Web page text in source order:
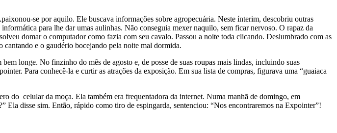
se por aquilo. Ele buscava informações sobre agropecuária. Neste ínterim, descobriu outras
para lhe dar umas aulinhas. Não conseguia mexer naquilo, sem ficar nervoso. O rapaz da
domar o computador como fazia com seu cavalo. Passou a noite toda clicando. Deslumbrado com as
cantando e o gaudério bocejando pela noite mal dormida.
longe. No finzinho do mês de agosto e, de posse de suas roupas mais lindas, incluindo suas
Para conhecê-la e curtir as atrações da exposição. Em sua lista de compras, figurava uma “guaiaca
do celular da moça. Ela também era frequentadora da internet. Numa manhã de domingo, em
disse sim. Então, rápido como tiro de espingarda, sentenciou: “Nos encontraremos na Expointer”!